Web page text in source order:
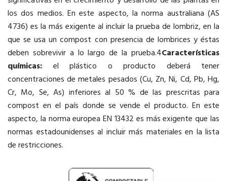
los dos medios. En este aspecto, la norma australiana (AS
4736) es la más exigente al incluir la prueba de lombriz, en la
que se usa un compost con presencia de lombrices y éstas
deben sobrevivir a lo largo de la prueba.4Características
químicas: el plástico o producto deberá tener
concentraciones de metales pesados (Cu, Zn, Ni, Cd, Pb, Hg,
Cr, Mo, Se, As) inferiores al 50 % de las prescritas para
compost en el país donde se vende el producto. En este
aspecto, la norma europea EN 13432 es más exigente que las
normas estadounidenses al incluir más materiales en la lista
de restricciones.